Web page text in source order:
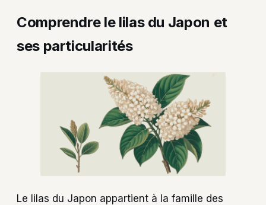
Comprendre le lilas du Japon et
ses particularités
Le lilas du Japon appartient à la famille des